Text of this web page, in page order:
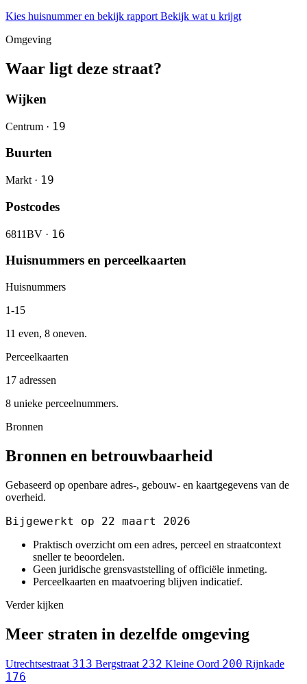
Kies huisnummer en bekijk rapport Bekijk wat u krijgt
Omgeving
Waar ligt deze straat?
Wijken
Centrum · 19
Buurten
Markt · 19
Postcodes
6811BV · 16
Huisnummers en perceelkaarten
Huisnummers
1-15
11 even, 8 oneven.
Perceelkaarten
17 adressen
8 unieke perceelnummers.
Bronnen
Bronnen en betrouwbaarheid
Gebaseerd op openbare adres-, gebouw- en kaartgegevens van de
overheid.
Bijgewerkt op 22 maart 2026
Praktisch overzicht om een adres, perceel en straatcontext
sneller te beoordelen.
Geen juridische grensvaststelling of officiële inmeting.
Perceelkaarten en maatvoering blijven indicatief.
Verder kijken
Meer straten in dezelfde omgeving
Utrechtsestraat 313 Bergstraat 232 Kleine Oord 200 Rijnkade
176